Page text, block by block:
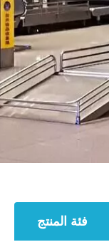
فئة المنتج